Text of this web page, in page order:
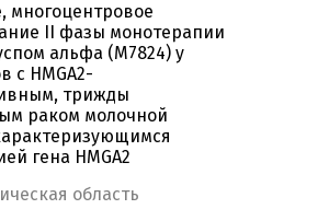
многоцентровое
II фазы монотерапии
альфа (M7824) у
с HMGA2-
трижды
раком молочной
гена HMGA2
область